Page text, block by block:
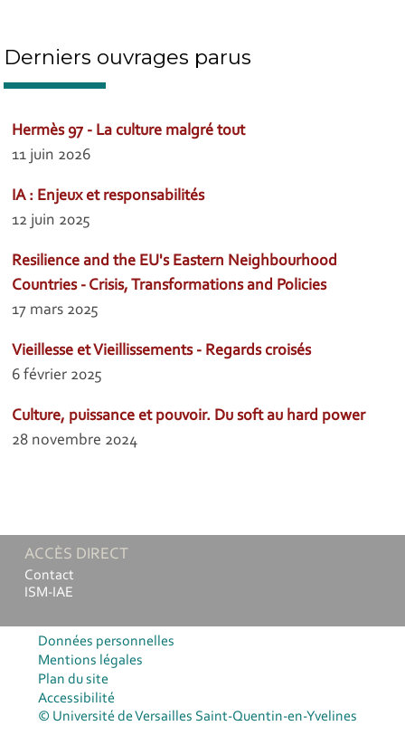
Derniers ouvrages parus
Hermès 97 - La culture malgré tout
11 juin 2026
IA : Enjeux et responsabilités
12 juin 2025
Resilience and the EU's Eastern Neighbourhood
Countries - Crisis, Transformations and Policies
17 mars 2025
Vieillesse et Vieillissements - Regards croisés
6 février 2025
Culture, puissance et pouvoir. Du soft au hard power
28 novembre 2024
ACCÈS DIRECT
Contact
ISM-IAE
Données personnelles
Mentions légales
Plan du site
Accessibilité
© Université de Versailles Saint-Quentin-en-Yvelines